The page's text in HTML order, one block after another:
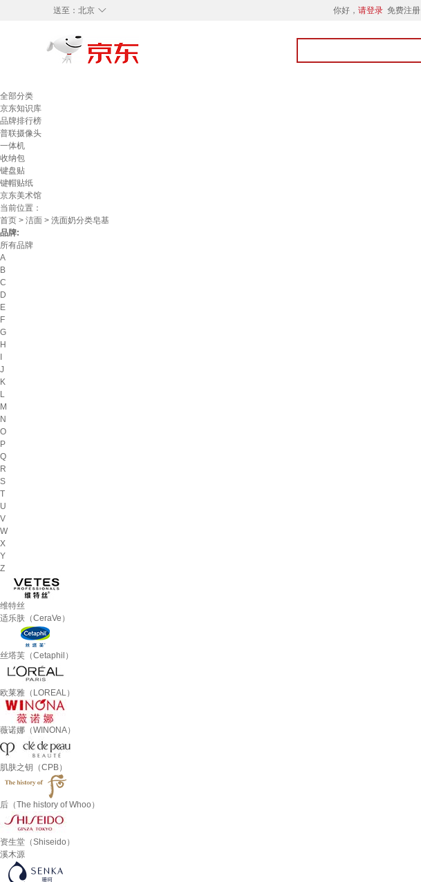
◇
送至： 北京 你好， 请登录 免费注册
全部分类
京东知识库
品牌排行榜
普联摄像头
一体机
收纳包
键盘贴
键帽贴纸
京东美术馆
当前位置：
首页 > 洁面 > 洗面奶分类皂基
品牌:
所有品牌
A
B
C
D
E
F
G
H
J
K
L
M
N
O
P
Q
R
S
T
U
V
W
X
Y
Z
维特丝
适乐肤（CeraVe）
丝塔芙（Cetaphil）
欧莱雅（LOREAL）
薇诺娜（WINONA）
肌肤之钥（CPB）
后（The history of Whoo）
资生堂（Shiseido）
溪木源